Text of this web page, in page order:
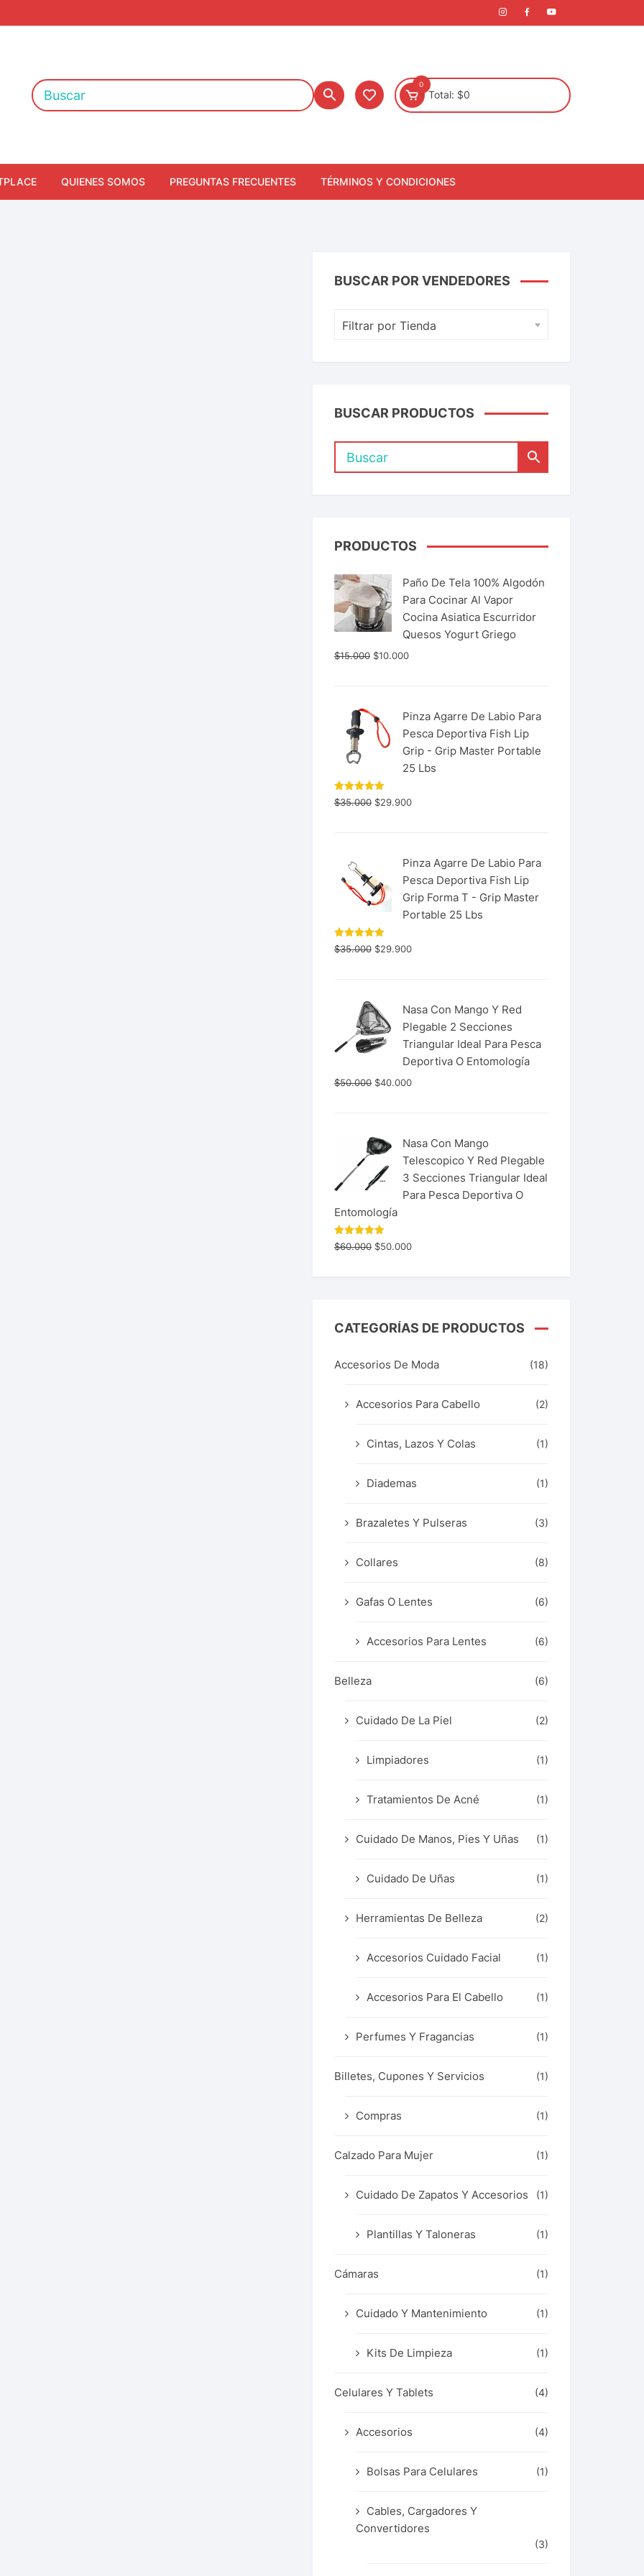
0
Total: $0
QUIENES SOMOS PREGUNTAS FRECUENTES TÉRMINOS Y CONDICIONES
BUSCAR POR VENDEDORES
Filtrar por Tienda
BUSCAR PRODUCTOS
PRODUCTOS
Paño De Tela 100% Algodón
Para Cocinar Al Vapor
Cocina Asiatica Escurridor
Quesos Yogurt Griego
$15.000 $10.000
Pinza Agarre De Labio Para
Pesca Deportiva Fish Lip
Grip - Grip Master Portable
25 Lbs
Valorado
con 5.00
$35.000 $29.900
Pinza Agarre De Labio Para
Pesca Deportiva Fish Lip
Grip Forma T - Grip Master
Portable 25 Lbs
Valorado
con 5.00
$35.000 $29.900
Nasa Con Mango Y Red
Plegable 2 Secciones
Triangular Ideal Para Pesca
Deportiva O Entomología
$50.000 $40.000
Nasa Con Mango
Telescopico Y Red Plegable
3 Secciones Triangular Ideal
Para Pesca Deportiva O
Entomología
Valorado
con 5.00
$60.000 $50.000
CATEGORÍAS DE PRODUCTOS
Accesorios De Moda (18)
Accesorios Para Cabello (2)
Cintas, Lazos Y Colas (1)
Diademas (1)
Brazaletes Y Pulseras (3)
Collares (8)
Gafas O Lentes (6)
Accesorios Para Lentes (6)
Belleza (6)
Cuidado De La Piel (2)
Limpiadores (1)
Tratamientos De Acné (1)
Cuidado De Manos, Pies Y Uñas (1)
Cuidado De Uñas (1)
Herramientas De Belleza (2)
Accesorios Cuidado Facial (1)
Accesorios Para El Cabello (1)
Perfumes Y Fragancias (1)
Billetes, Cupones Y Servicios (1)
Compras (1)
Calzado Para Mujer (1)
Cuidado De Zapatos Y Accesorios (1)
Plantillas Y Taloneras (1)
Cámaras (1)
Cuidado Y Mantenimiento (1)
Kits De Limpieza (1)
Celulares Y Tablets (4)
Accesorios (4)
Bolsas Para Celulares (1)
Cables, Cargadores Y
Convertidores
(3)